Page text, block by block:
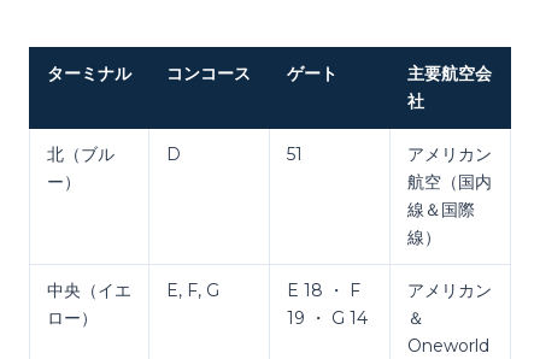
ターミナル コンコース ゲート
主要航空会
社
北（ブル
ー）
D 51
アメリカン
航空（国内
線＆国際
線）
中央（イエ
ロー）
E, F, G
E 18 ・ F
19 ・ G 14
アメリカン
＆
Oneworld